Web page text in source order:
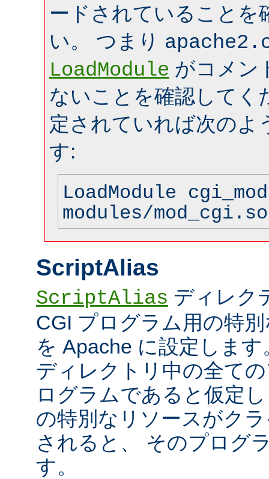
ードされていることを
い。 つまり
LoadModule がコメン
ないことを確認してく
定されていれば次のよ
す:
LoadModule
modules/mod_cgi.so
ScriptAlias
ScriptAlias ディレク
CGI プログラム用の特
を Apache に設定しま
ディレクトリ中の全て
ログラムであると仮定
の特別なリソースがク
されると、 そのプログ
す。